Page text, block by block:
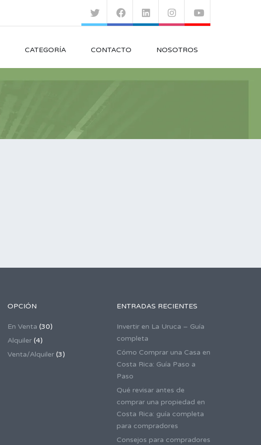
CATEGORÍA CONTACTO NOSOTROS
OPCIÓN
En Venta (30)
Alquiler (4)
Venta/Alquiler (3)
ENTRADAS RECIENTES
Invertir en La Uruca – Guía
completa
Cómo Comprar una Casa en
Costa Rica: Guía Paso a
Paso
Qué revisar antes de
comprar una propiedad en
Costa Rica: guía completa
para compradores
Consejos para compradores